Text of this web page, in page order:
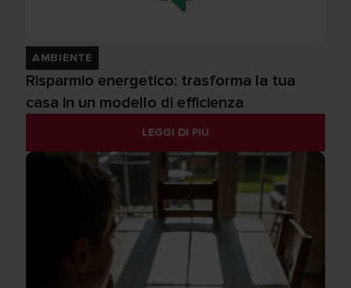
AMBIENTE
Risparmio energetico: trasforma la tua
casa in un modello di efficienza
LEGGI DI PIÙ